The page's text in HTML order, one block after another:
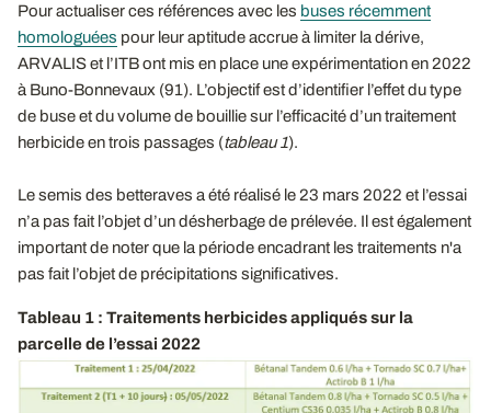
Pour actualiser ces références avec les buses récemment
homologuées pour leur aptitude accrue à limiter la dérive,
ARVALIS et l’ITB ont mis en place une expérimentation en 2022
à Buno-Bonnevaux (91). L’objectif est d’identifier l’effet du type
de buse et du volume de bouillie sur l’efficacité d’un traitement
herbicide en trois passages (tableau 1).
Le semis des betteraves a été réalisé le 23 mars 2022 et l’essai
n’a pas fait l’objet d’un désherbage de prélevée. Il est également
important de noter que la période encadrant les traitements n'a
pas fait l’objet de précipitations significatives.
Tableau 1 : Traitements herbicides appliqués sur la
parcelle de l’essai 2022